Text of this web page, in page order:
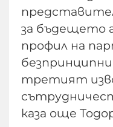
за бъдещето
профил на
третият
каза още